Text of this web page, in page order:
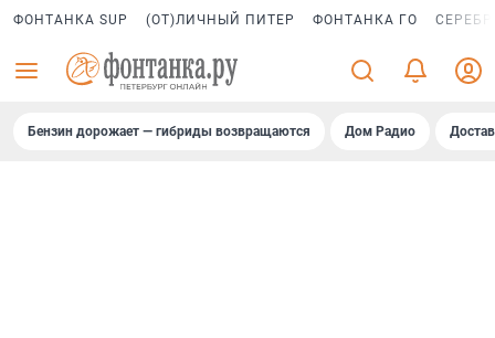
ФОНТАНКА SUP (ОТ)ЛИЧНЫЙ ПИТЕР ФОНТАНКА ГО
Бензин дорожает — гибриды возвращаются Дом Радио